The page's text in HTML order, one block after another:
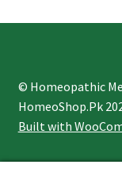
© Homeopathic
HomeoShop.Pk
Built with